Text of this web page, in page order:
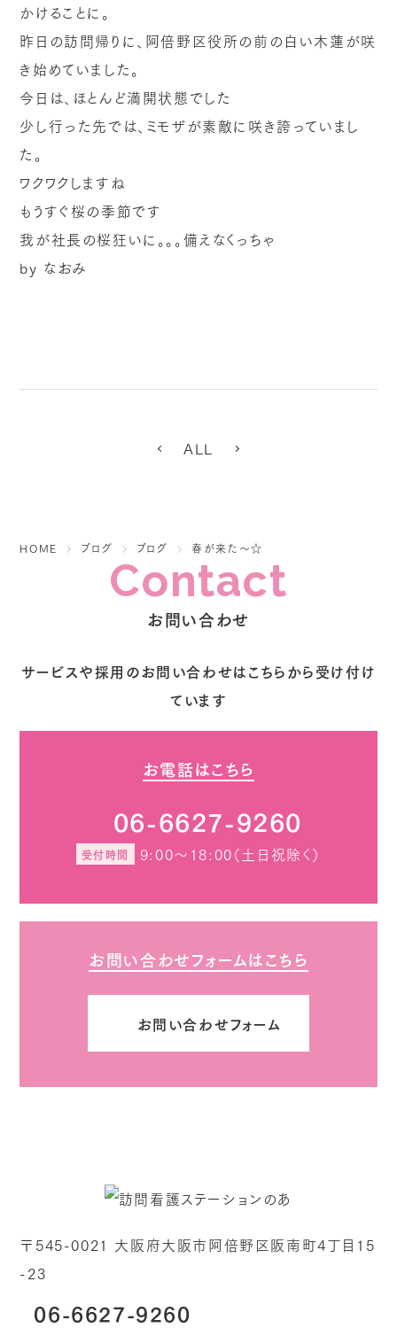
かけることに。
昨日の訪問帰りに、阿倍野区役所の前の白い木蓮が咲
き始めていました。
今日は、ほとんど満開状態でした
少し行った先では、ミモザが素敵に咲き誇っていまし
た。
ワクワクしますね
もうすぐ桜の季節です
我が社長の桜狂いに。。。備えなくっちゃ
by なおみ
ALL
HOME ブログ ブログ 春が来た～☆
Contact
お問い合わせ
サービスや採用のお問い合わせはこちらから受け付け
ています
お電話はこちら
06-6627-9260
受付時間 9:00～18:00（土日祝除く）
お問い合わせフォームはこちら
お問い合わせフォーム
〒545-0021 大阪府大阪市阿倍野区阪南町4丁目15
-23
06-6627-9260